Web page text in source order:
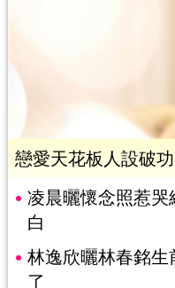
戀愛天花板人設破
凌晨曬懷念照惹
白
林逸欣曬林春銘
了